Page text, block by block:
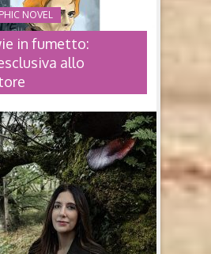
NOVEL
in fumetto:
allo
IN FUMETTO:
ALLO
David Bowie a Berlino in tre
Coltellacci, illustrazioni
Feltrinelli Comics) Sono